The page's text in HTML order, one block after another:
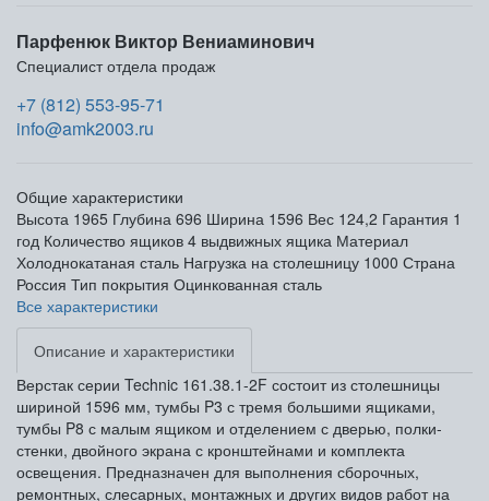
Парфенюк Виктор Вениаминович
Специалист отдела продаж
+7 (812) 553-95-71
info@amk2003.ru
Общие характеристики
Высота 1965 Глубина 696 Ширина 1596 Вес 124,2 Гарантия 1
год Количество ящиков 4 выдвижных ящика Материал
Холоднокатаная сталь Нагрузка на столешницу 1000 Страна
Россия Тип покрытия Оцинкованная сталь
Все характеристики
Описание и характеристики
Верстак серии Technic 161.38.1-2F состоит из столешницы
шириной 1596 мм, тумбы P3 с тремя большими ящиками,
тумбы P8 с малым ящиком и отделением с дверью, полки-
стенки, двойного экрана с кронштейнами и комплекта
освещения. Предназначен для выполнения сборочных,
ремонтных, слесарных, монтажных и других видов работ на